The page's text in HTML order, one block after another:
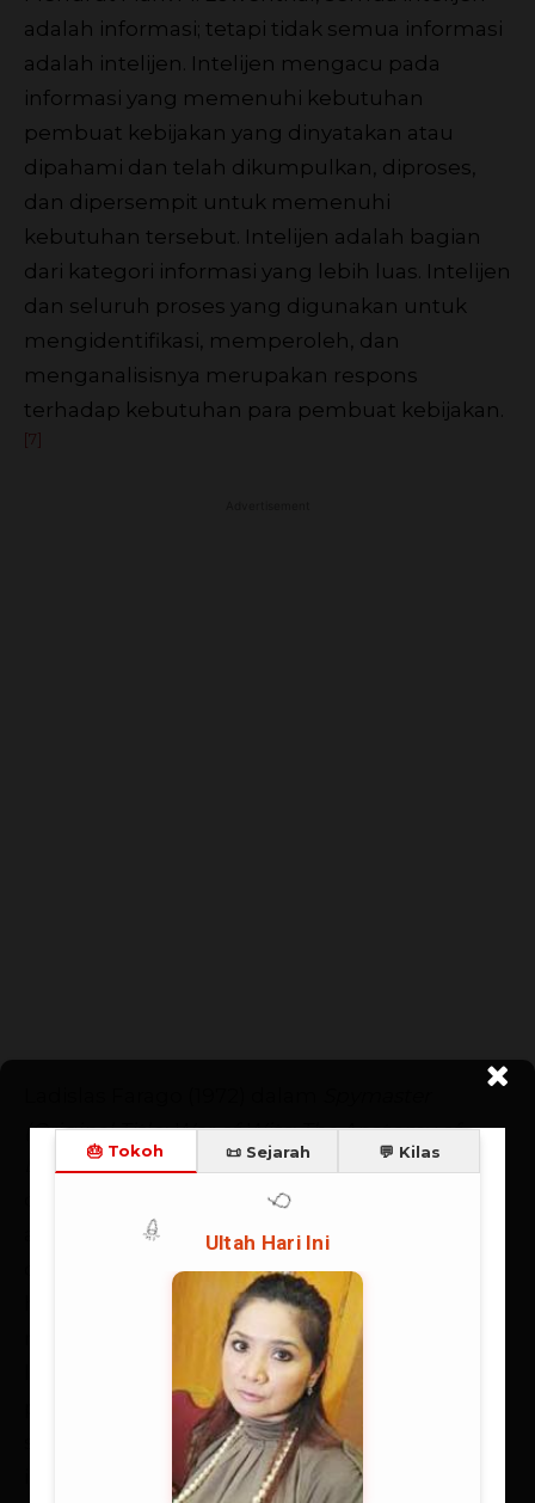
adalah informasi; tetapi tidak semua informasi
adalah intelijen. Intelijen mengacu pada
informasi yang memenuhi kebutuhan
pembuat kebijakan yang dinyatakan atau
dipahami dan telah dikumpulkan, diproses,
dan dipersempit untuk memenuhi
kebutuhan tersebut. Intelijen adalah bagian
dari kategori informasi yang lebih luas. Intelijen
dan seluruh proses yang digunakan untuk
mengidentifikasi, memperoleh, dan
menganalisisnya merupakan respons
terhadap kebutuhan para pembuat kebijakan.
[7]
(Original Title: War of Wits: The Anatomy of
Espionage and Intelligence, 1962)
menyebut,
definisi kamus mengenai jenis intelijen ini
adalah “informasi yang dikomunikasikan”—
dengan kata lain, informasi yang tidak lagi
hanya tersimpan dalam pikiran seseorang,
namun telah diteruskan kepada orang lain. Di
lembaga-lembaga yang mengkhususkan diri
pada kegiatan tersebut, intelijen didefinisikan
sebagai “informasi yang dievaluasi”, yaitu
informasi yang kredibilitas, makna, dan